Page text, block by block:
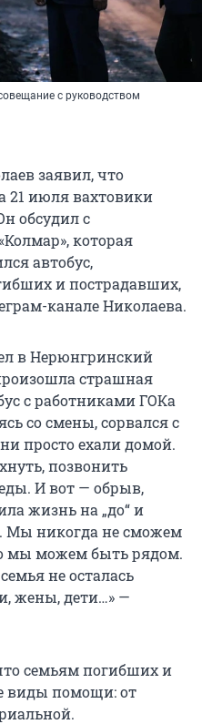
с руководством
заявил, что
21 июля вахтовики
обсудил с
которая
автобус,
и пострадавших,
канале Николаева.
в Нерюнгринский
страшная
с работниками ГОКа
со смены, сорвался с
просто ехали домой.
позвонить
И вот — обрыв,
жизнь на „до“ и
Мы никогда не сможем
мы можем быть рядом.
не осталась
жены, дети…» —
семьям погибших и
виды помощи: от